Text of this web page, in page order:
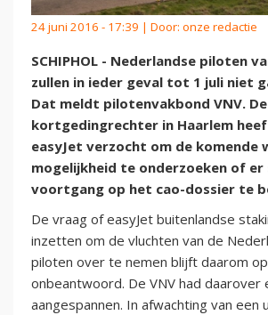
24 juni 2016 - 17:39 | Door: onze redactie
SCHIPHOL - Nederlandse piloten
zullen in ieder geval tot 1 juli niet
Dat meldt pilotenvakbond VNV. De
kortgedingrechter in Haarlem
easyJet verzocht om de komende
mogelijkheid te onderzoeken of
voortgang op het cao-dossier te
De vraag of easyJet buitenlandse
inzetten om de vluchten van de
piloten over te nemen blijft daarom
onbeantwoord. De VNV had daarover
aangespannen. In afwachting van een